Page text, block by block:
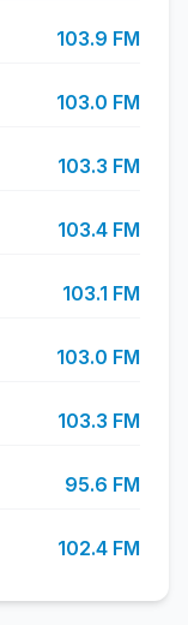
103.9 FM
103.0 FM
103.3 FM
103.4 FM
103.1 FM
103.0 FM
103.3 FM
95.6 FM
102.4 FM